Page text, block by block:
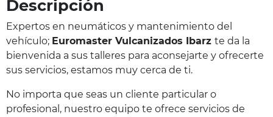
Descripción
Expertos en neumáticos y mantenimiento del
vehículo; Euromaster Vulcanizados Ibarz te da la
bienvenida a sus talleres para aconsejarte y ofrecerte
sus servicios, estamos muy cerca de ti.
No importa que seas un cliente particular o
profesional, nuestro equipo te ofrece servicios de